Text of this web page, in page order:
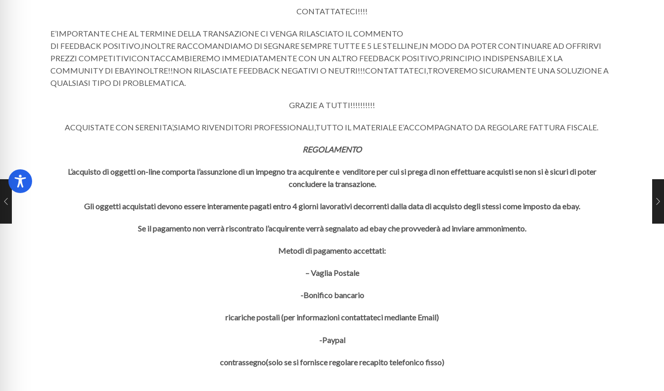
CONTATTATECI!!!!
E’IMPORTANTE CHE AL TERMINE DELLA TRANSAZIONE CI VENGA RILASCIATO IL COMMENTO
DI FEEDBACK POSITIVO,INOLTRE RACCOMANDIAMO DI SEGNARE SEMPRE TUTTE E 5 LE STELLINE,IN MODO DA POTER CONTINUARE AD OFFRIRVI
PREZZI COMPETITIVICONTACCAMBIEREMO IMMEDIATAMENTE CON UN ALTRO FEEDBACK POSITIVO,PRINCIPIO INDISPENSABILE X LA
COMMUNITY DI EBAYINOLTRE!!NON RILASCIATE FEEDBACK NEGATIVI O NEUTRI!!!CONTATTATECI,TROVEREMO SICURAMENTE UNA SOLUZIONE A
QUALSIASI TIPO DI PROBLEMATICA.
GRAZIE A TUTTI!!!!!!!!!!
ACQUISTATE CON SERENITA’,SIAMO RIVENDITORI PROFESSIONALI,TUTTO IL MATERIALE E’ACCOMPAGNATO DA REGOLARE FATTURA FISCALE.
REGOLAMENTO
L’acquisto di oggetti on-line comporta l’assunzione di un impegno tra acquirente e venditore per cui si prega di non effettuare acquisti se non si è sicuri di poter
concludere la transazione.
Gli oggetti acquistati devono essere interamente pagati entro 4 giorni lavorativi decorrenti dalla data di acquisto degli stessi come imposto da ebay.
Se il pagamento non verrà riscontrato l’acquirente verrà segnalato ad ebay che provvederà ad inviare ammonimento.
Metodi di pagamento accettati:
– Vaglia Postale
-Bonifico bancario
ricariche postali (per informazioni contattateci mediante Email)
-Paypal
contrassegno(solo se si fornisce regolare recapito telefonico fisso)